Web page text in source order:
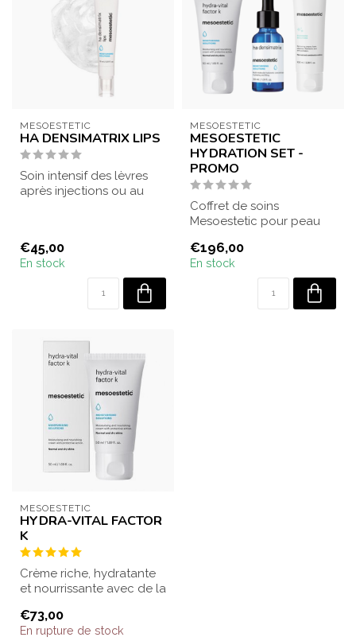
MESOESTETIC
HA DENSIMATRIX LIPS
Soin intensif des lèvres
après injections ou au
€45,00
En stock
MESOESTETIC
MESOESTETIC
HYDRATION SET -
PROMO
Coffret de soins
Mesoestetic pour peau
un nettoyant AHA, u...
€196,00
En stock
MESOESTETIC
HYDRA-VITAL FACTOR
K
Crème riche, hydratante
et nourrissante avec de la
les p...
€73,00
En rupture de stock